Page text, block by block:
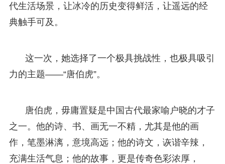
代生活场景，让冰冷的历史变得鲜活，让遥远的经
典触手可及。
这一次，她选择了一个极具挑战性，也极具吸引
力的主题——“唐伯虎”。
唐伯虎，毋庸置疑是中国古代最家喻户晓的才子
之一。他的诗、书、画无一不精，尤其是他的画
作，笔墨淋漓，意境高远；他的诗文，诙谐辛辣，
充满生活气息；他的故事，更是传奇色彩浓厚，